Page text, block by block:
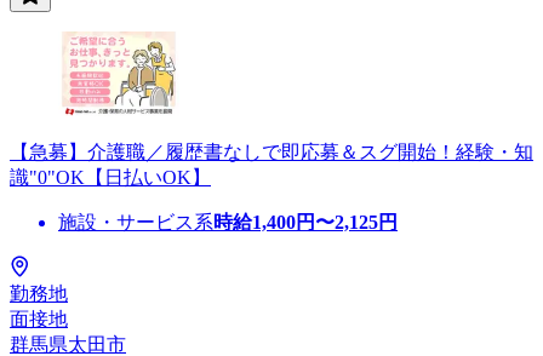
【急募】介護職／履歴書なしで即応募＆スグ開始！経験・知
識"0"OK【日払いOK】
施設・サービス系時給1,400円〜2,125円
勤務地
面接地
群馬県太田市